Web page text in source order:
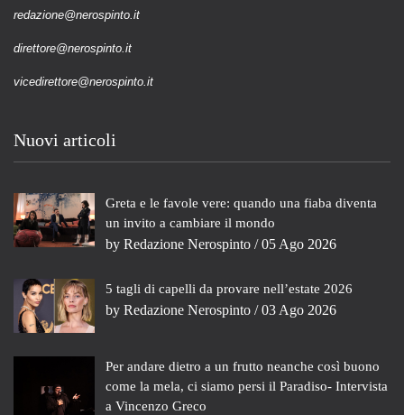
redazione@nerospinto.it
direttore@nerospinto.it
vicedirettore@nerospinto.it
Nuovi articoli
Greta e le favole vere: quando una fiaba diventa
un invito a cambiare il mondo
by Redazione Nerospinto / 05 Ago 2026
5 tagli di capelli da provare nell’estate 2026
by Redazione Nerospinto / 03 Ago 2026
Per andare dietro a un frutto neanche così buono
come la mela, ci siamo persi il Paradiso- Intervista
a Vincenzo Greco